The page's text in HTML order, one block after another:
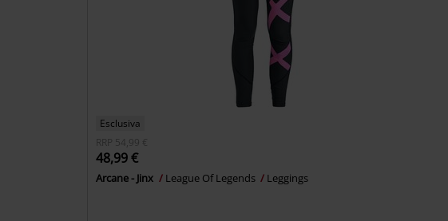
Esclusiva
RRP
54,99 €
48,99 €
Arcane - Jinx League Of Legends Leggings